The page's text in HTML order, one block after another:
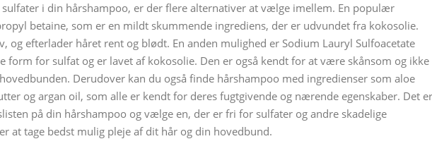
sulfater i din hårshampoo, er der flere alternativer at vælge imellem. En populær
betaine, som er en mildt skummende ingrediens, der er udvundet fra kokosolie.
og efterlader håret rent og blødt. En anden mulighed er Sodium Lauryl Sulfoacetate
form for sulfat og er lavet af kokosolie. Den er også kendt for at være skånsom og ikke
Derudover kan du også finde hårshampoo med ingredienser som aloe
og argan oil, som alle er kendt for deres fugtgivende og nærende egenskaber. Det er
på din hårshampoo og vælge en, der er fri for sulfater og andre skadelige
at tage bedst mulig pleje af dit hår og din hovedbund.